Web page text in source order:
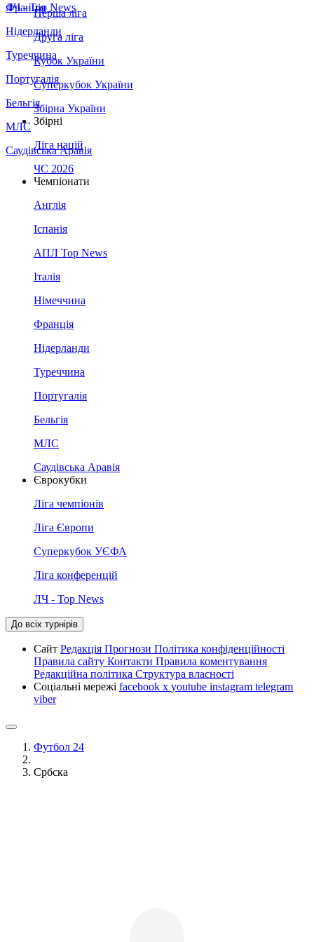
Франція
Нідерланди
Туреччина
Португалія
Бельгія
МЛС
Саудівська Аравія
ЛЧ - Top News
Перша ліга
Друга ліга
Кубок України
Суперкубок України
Збірна України
Збірні
Ліга націй
ЧС 2026
Чемпіонати
Англія
Іспанія
АПЛ Top News
Італія
Німеччина
Франція
Нідерланди
Туреччина
Португалія
Бельгія
МЛС
Саудівська Аравія
Єврокубки
Ліга чемпіонів
Ліга Європи
Суперкубок УЄФА
Ліга конференцій
ЛЧ - Top News
До всіх турнірів
Сайт Редакція Прогнози Політика конфіденційності
Правила сайту Контакти Правила коментування
Редакційна політика Структура власності
Соціальні мережі facebook x youtube instagram telegram
viber
Футбол 24
Србска